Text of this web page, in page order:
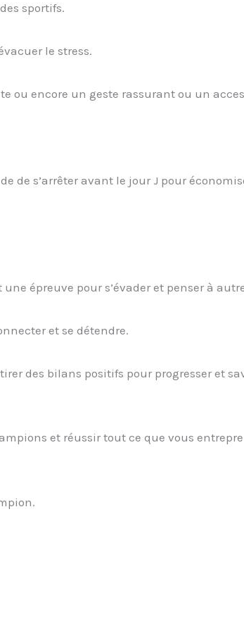
sportifs.
le stress.
ou encore un geste rassurant ou un
de s’arrêter avant le jour J pour
épreuve pour s’évader et penser à
et se détendre.
des bilans positifs pour progresser et
et réussir tout ce que vous